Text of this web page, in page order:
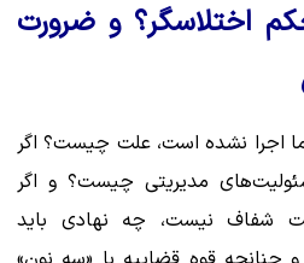
اختلاسگر؟ و ضرورت
اجرا نشده است، علت چیست؟ اگر
مدیریتی چیست؟ و اگر
شفاف نیست، چه نهادی باید